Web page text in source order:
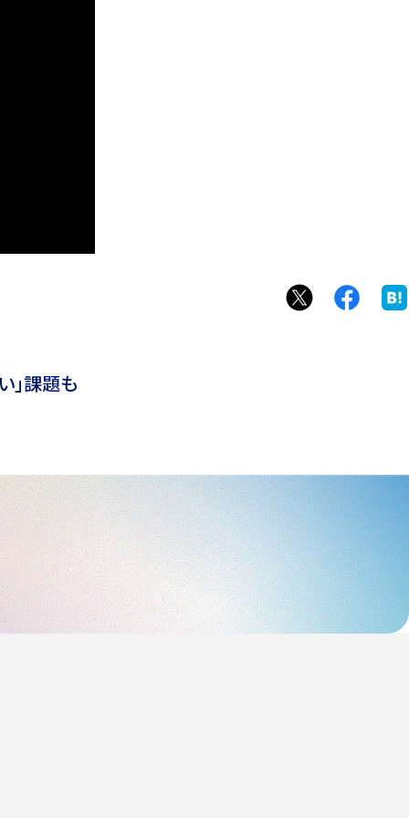
」課題も